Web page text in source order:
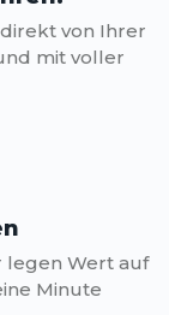
von Ihrer
mit voller
legen Wert auf
Minute